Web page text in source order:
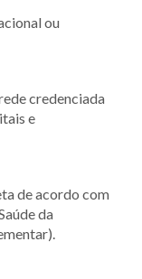
ou
credenciada
e
de acordo com
da